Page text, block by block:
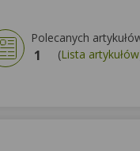
Polecanych
1 (Lista artykułów